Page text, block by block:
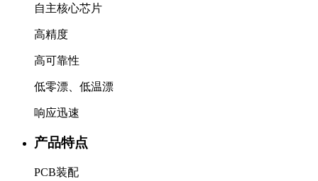
自主核心芯片
高精度
高可靠性
低零漂、低温漂
响应迅速
产品特点
PCB装配